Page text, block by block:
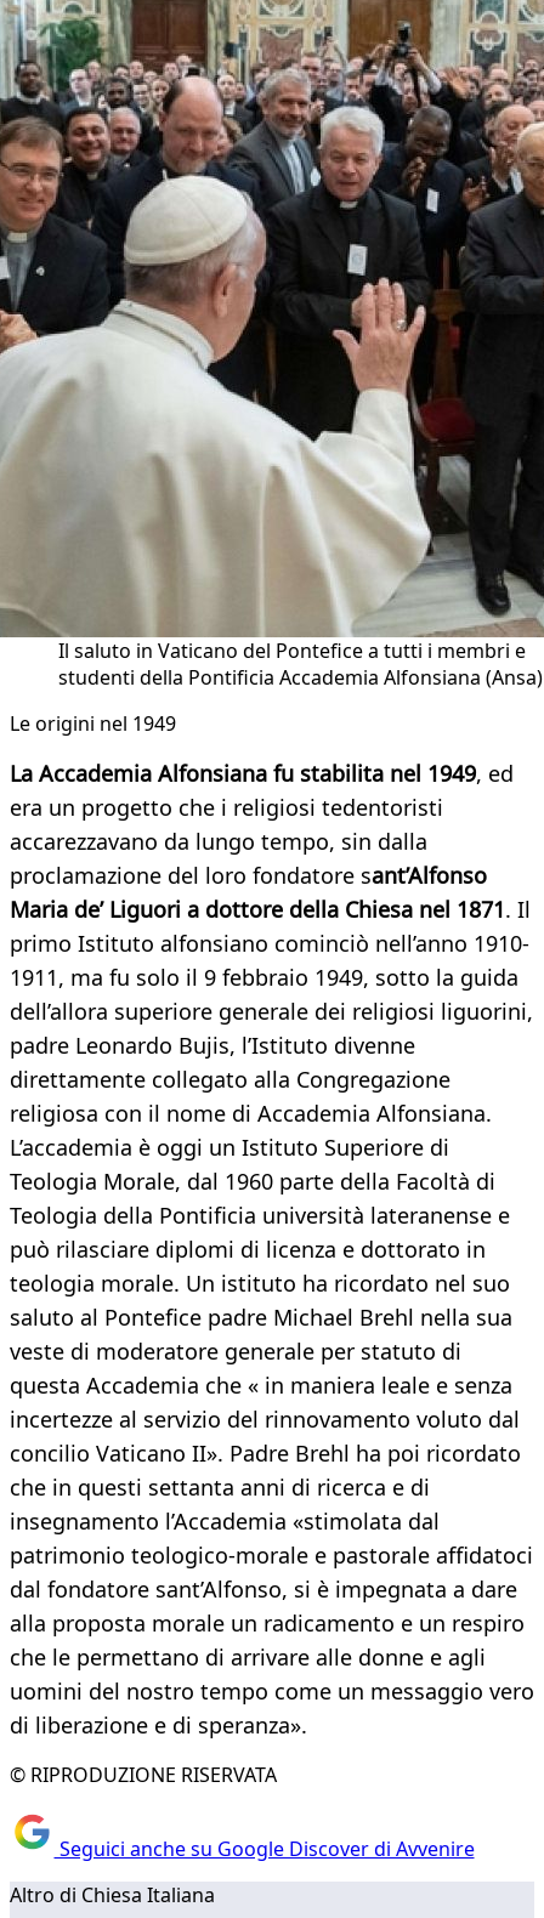
Il saluto in Vaticano del Pontefice a tutti i membri e
studenti della Pontificia Accademia Alfonsiana (Ansa)
Le origini nel 1949
La Accademia Alfonsiana fu stabilita nel 1949, ed
era un progetto che i religiosi tedentoristi
accarezzavano da lungo tempo, sin dalla
proclamazione del loro fondatore sant’Alfonso
Maria de’ Liguori a dottore della Chiesa nel 1871. Il
primo Istituto alfonsiano cominciò nell’anno 1910-
1911, ma fu solo il 9 febbraio 1949, sotto la guida
dell’allora superiore generale dei religiosi liguorini,
padre Leonardo Bujis, l’Istituto divenne
direttamente collegato alla Congregazione
religiosa con il nome di Accademia Alfonsiana.
L’accademia è oggi un Istituto Superiore di
Teologia Morale, dal 1960 parte della Facoltà di
Teologia della Pontificia università lateranense e
può rilasciare diplomi di licenza e dottorato in
teologia morale. Un istituto ha ricordato nel suo
saluto al Pontefice padre Michael Brehl nella sua
veste di moderatore generale per statuto di
questa Accademia che « in maniera leale e senza
incertezze al servizio del rinnovamento voluto dal
concilio Vaticano II». Padre Brehl ha poi ricordato
che in questi settanta anni di ricerca e di
insegnamento l’Accademia «stimolata dal
patrimonio teologico-morale e pastorale affidatoci
dal fondatore sant’Alfonso, si è impegnata a dare
alla proposta morale un radicamento e un respiro
che le permettano di arrivare alle donne e agli
uomini del nostro tempo come un messaggio vero
di liberazione e di speranza».
© RIPRODUZIONE RISERVATA
Seguici anche su Google Discover di Avvenire
Altro di Chiesa Italiana